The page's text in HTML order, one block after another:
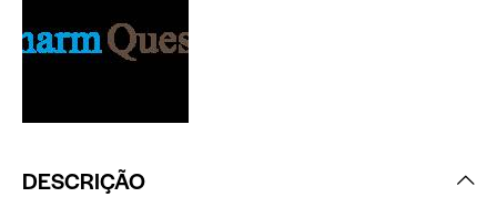
DESCRIÇÃO